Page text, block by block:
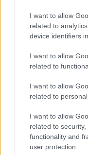
I want to allow
related to
device identifiers
I want to allow
related to
I want to allow
related to
I want to allow
related to
functionality and
user protection.
FINANZAS
Guía completa sobre